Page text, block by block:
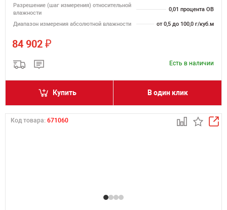
Разрешение (шаг измерения) относительной
влажности
0,01 процента ОВ
Диапазон измерения абсолютной влажности от 0,5 до 100,0 г/куб.м
84 902 ₽
Есть в наличии
Купить В один клик
Код товара: 671060